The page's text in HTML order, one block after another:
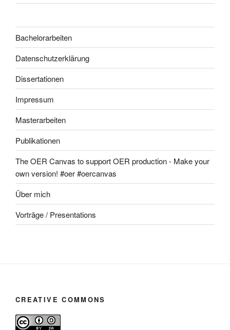
Bachelorarbeiten
Datenschutzerklärung
Dissertationen
Impressum
Masterarbeiten
Publikationen
The OER Canvas to support OER production - Make your
own version! #oer #oercanvas
Über mich
Vorträge / Presentations
CREATIVE COMMONS